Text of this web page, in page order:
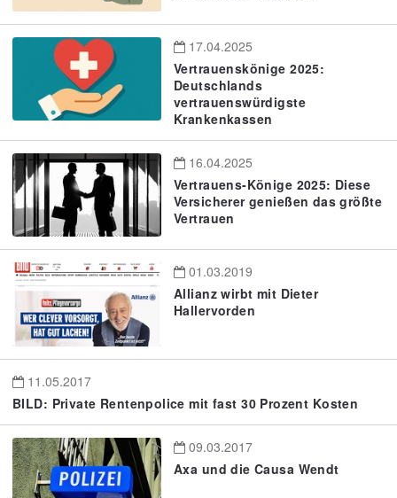
17.04.2025
Vertrauenskönige 2025:
Deutschlands
vertrauenswürdigste
Krankenkassen
16.04.2025
Vertrauens-Könige 2025: Diese
Versicherer genießen das größte
Vertrauen
01.03.2019
Allianz wirbt mit Dieter
Hallervorden
11.05.2017
BILD: Private Rentenpolice mit fast 30 Prozent Kosten
09.03.2017
Axa und die Causa Wendt